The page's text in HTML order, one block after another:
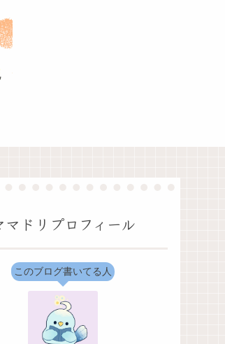
マドリプロフィール
このブログ書いてる人